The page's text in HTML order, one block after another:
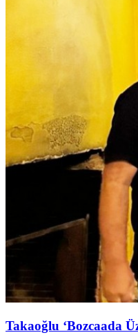
Takaoğlu ‘Bozcaada